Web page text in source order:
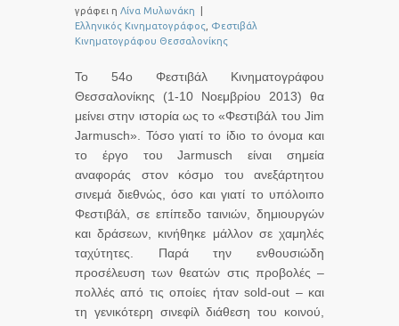
γράφει η Λίνα Μυλωνάκη
Ελληνικός Κινηματογράφος Φεστιβάλ
Κινηματογράφου Θεσσαλονίκης
Το 54ο Φεστιβάλ Κινηματογράφου
Θεσσαλονίκης (1-10 Νοεμβρίου 2013) θα
μείνει στην ιστορία ως το «Φεστιβάλ του Jim
Jarmusch». Τόσο γιατί το ίδιο το όνομα και
το έργο του Jarmusch είναι σημεία
αναφοράς στον κόσμο του ανεξάρτητου
σινεμά διεθνώς, όσο και γιατί το υπόλοιπο
Φεστιβάλ, σε επίπεδο ταινιών, δημιουργών
και δράσεων, κινήθηκε μάλλον σε χαμηλές
ταχύτητες. Παρά την ενθουσιώδη
προσέλευση των θεατών στις προβολές –
πολλές από τις οποίες ήταν sold-out – και
τη γενικότερη σινεφίλ διάθεση του κοινού,